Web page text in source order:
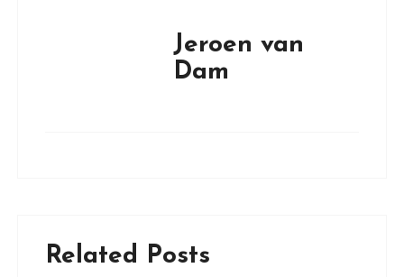
Jeroen van
Dam
Related Posts